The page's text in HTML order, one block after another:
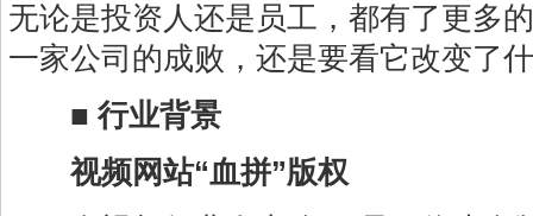
无论是投资人还是员工，都有了更多
一家公司的成败，还是要看它改变了
■ 行业背景
视频网站“血拼”版权